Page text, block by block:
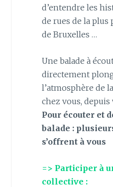
d’entendre les
de rues de la
de Bruxelles …
Une balade à
directement
l’atmosphère de
chez vous, depuis
Pour écouter et
balade :
s’offrent à vous
=> Participer à
collective :